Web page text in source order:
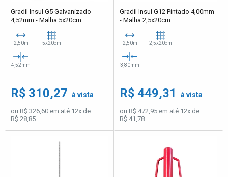
Gradil Insul G5 Galvanizado
4,52mm - Malha 5x20cm
2,50m 5x20cm
4,52mm
R$ 310,27 à vista
ou R$ 326,60 em até 12x de
R$ 28,85
Gradil Insul G12 Pintado 4,00mm
- Malha 2,5x20cm
2,50m 2,5x20cm
3,80mm
R$ 449,31 à vista
ou R$ 472,95 em até 12x de
R$ 41,78